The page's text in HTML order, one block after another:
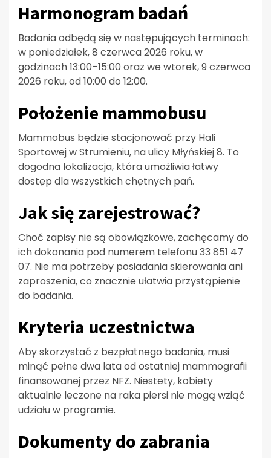
Harmonogram badań
Badania odbędą się w następujących terminach:
w poniedziałek, 8 czerwca 2026 roku, w
godzinach 13:00–15:00 oraz we wtorek, 9 czerwca
2026 roku, od 10:00 do 12:00.
Położenie mammobusu
Mammobus będzie stacjonować przy Hali
Sportowej w Strumieniu, na ulicy Młyńskiej 8. To
dogodna lokalizacja, która umożliwia łatwy
dostęp dla wszystkich chętnych pań.
Jak się zarejestrować?
Choć zapisy nie są obowiązkowe, zachęcamy do
ich dokonania pod numerem telefonu 33 851 47
07. Nie ma potrzeby posiadania skierowania ani
zaproszenia, co znacznie ułatwia przystąpienie
do badania.
Kryteria uczestnictwa
Aby skorzystać z bezpłatnego badania, musi
minąć pełne dwa lata od ostatniej mammografii
finansowanej przez NFZ. Niestety, kobiety
aktualnie leczone na raka piersi nie mogą wziąć
udziału w programie.
Dokumenty do zabrania